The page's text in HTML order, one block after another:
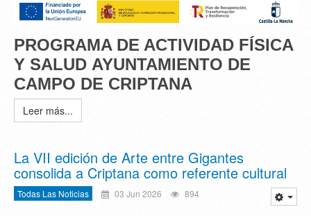
PROGRAMA DE ACTIVIDAD FÍSICA
Y SALUD AYUNTAMIENTO DE
CAMPO DE CRIPTANA
Leer más...
La VII edición de Arte entre Gigantes
consolida a Criptana como referente cultural
Todas Las Noticias 03 Jun 2026 894